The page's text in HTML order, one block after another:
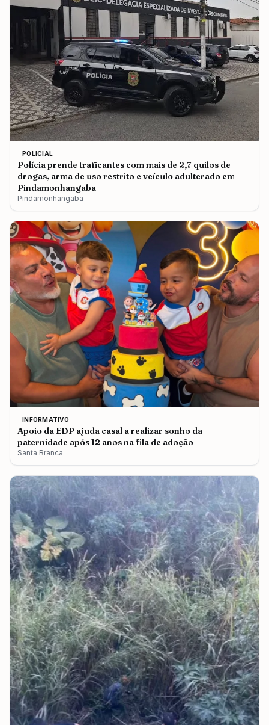
POLICIAL
Polícia prende traficantes com mais de 2,7 quilos de
drogas, arma de uso restrito e veículo adulterado em
Pindamonhangaba
Pindamonhangaba
INFORMATIVO
Apoio da EDP ajuda casal a realizar sonho da
paternidade após 12 anos na fila de adoção
Santa Branca